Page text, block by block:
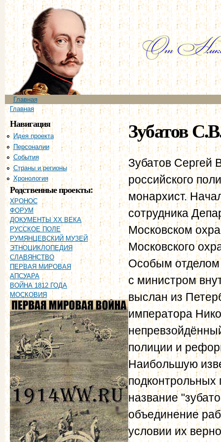
Главное меню
Главная
Вы здесь
Главная
Навигация
Идея проекта
Персоналии
События
Страны и регионы
Хронология
Родственные проекты:
ХРОНОС
ФОРУМ
ДОКУМЕНТЫ XX ВЕКА
РУССКОЕ ПОЛЕ
РУМЯНЦЕВСКИЙ МУЗЕЙ
ЭТНОЦИКЛОПЕДИЯ
СЛАВЯНСТВО
ПЕРВАЯ МИРОВАЯ
АПСУАРА
ВОЙНА 1812 ГОДА
МОСКОВИЯ
Зубатов
Зубатов Сергей
российского
монархист.
сотрудника
Московском
Московского
Особым отделом
с министром
выслан из
императора
полиции и
Наибольшую
подконтрольных
название
объединение
условии их